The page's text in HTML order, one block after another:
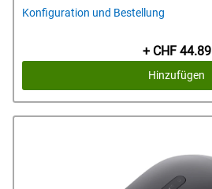
Konfiguration und Bestellung
+ CHF 44.89
Hinzufügen